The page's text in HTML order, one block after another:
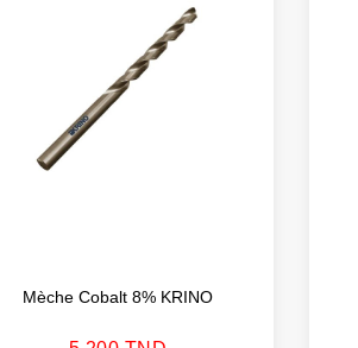
Mèche Cobalt 8% KRINO